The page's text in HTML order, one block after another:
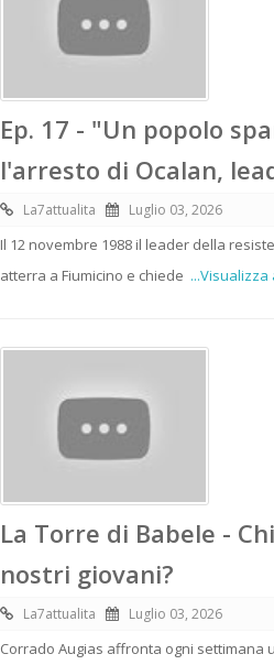
Ep. 17 - "Un popolo
l'arresto di Ocalan,
La7attualita Luglio 03, 2026
Il 12 novembre 1988 il leader della
atterra a Fiumicino e chiede ...Visualizza
La Torre di Babele -
nostri giovani?
La7attualita Luglio 03, 2026
Corrado Augias affronta ogni settimana